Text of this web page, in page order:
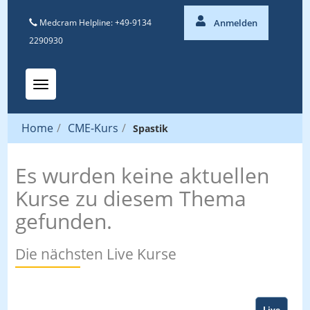
Medcram Helpline: +49-9134
2290930
Anmelden
Toggle navigation
Home / CME-Kurs / Spastik
Es wurden keine aktuellen
Kurse zu diesem Thema
gefunden.
Die nächsten Live Kurse